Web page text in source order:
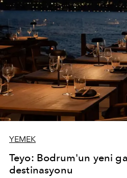
YEMEK
Teyo: Bodrum'un yeni
destinasyonu